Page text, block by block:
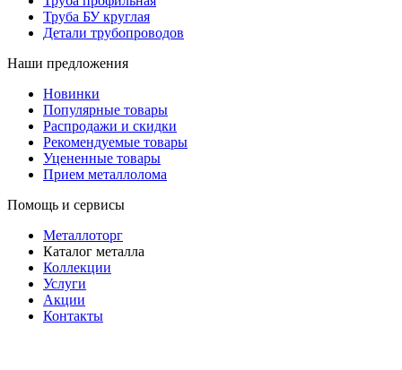
Труба БУ круглая
Детали трубопроводов
Наши предложения
Новинки
Популярные товары
Распродажи и скидки
Рекомендуемые товары
Уцененные товары
Прием металлолома
Помощь и сервисы
Металлоторг
Каталог металла
Коллекции
Услуги
Акции
Контакты